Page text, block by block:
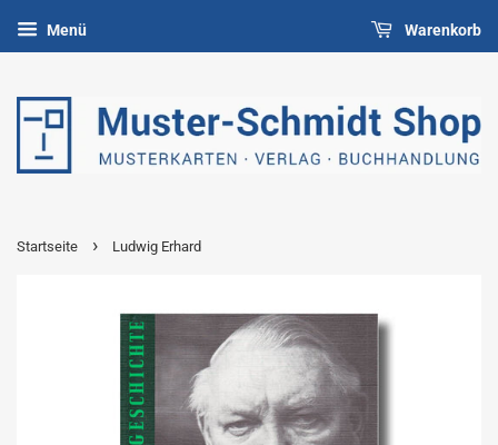
Menü Warenkorb
Startseite › Ludwig Erhard